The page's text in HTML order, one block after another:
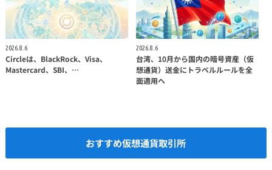
2026.8.6
Circleは、BlackRock、Visa、
Mastercard、SBI、…
2026.8.6
台湾、10月から国内の暗号資産（仮
想通貨）送金にトラベルルールを全
面適用へ
おすすめ仮想通貨取引所